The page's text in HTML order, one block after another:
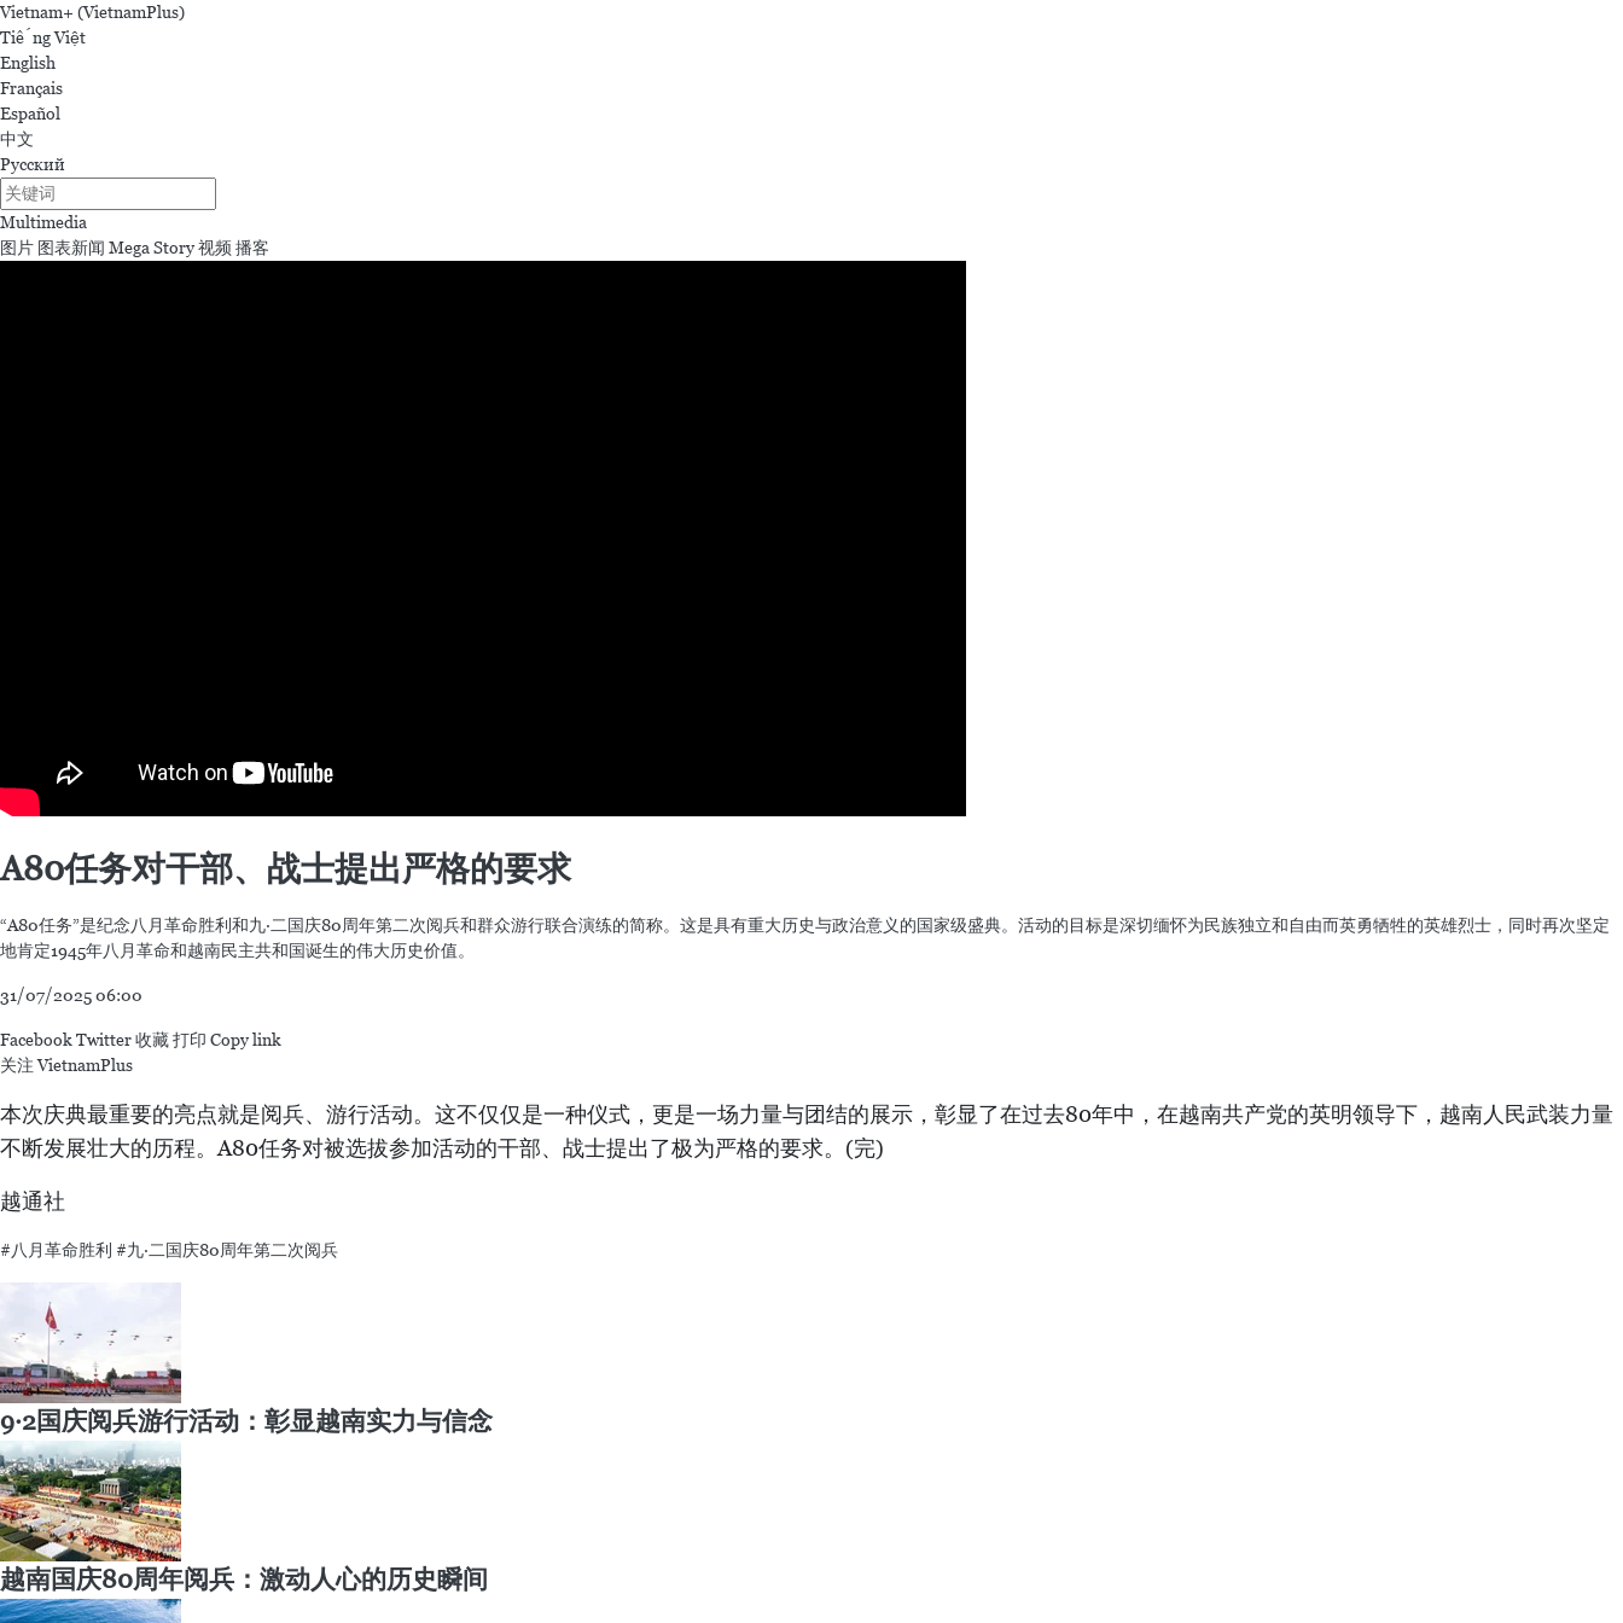
Vietnam+ (VietnamPlus)
Tiếng Việt
English
Français
Español
中文
Русский
Multimedia
图片 图表新闻 Mega Story视频播客
A80任务对干部、战士提出严格的要求
“A80任务”是纪念八月革命胜利和九·二国庆80周年第二次阅兵和群众游行联合演练的简称。这是具有重大历史与政治意义的国家级盛典。活动的目标是深切缅怀为民族独立和自由而英勇牺牲的英雄烈士，同时再次坚定
地肯定1945年八月革命和越南民主共和国诞生的伟大历史价值。
31/07/2025 06:00
Facebook Twitter收藏打印 Copy link
关注 VietnamPlus
本次庆典最重要的亮点就是阅兵、游行活动。这不仅仅是一种仪式，更是一场力量与团结的展示，彰显了在过去80年中，在越南共产党的英明领导下，越南人民武装力量
不断发展壮大的历程。A80任务对被选拔参加活动的干部、战士提出了极为严格的要求。(完)
越通社
#八月革命胜利 #九·二国庆80周年第二次阅兵
9·2国庆阅兵游行活动：彰显越南实力与信念
越南国庆80周年阅兵：激动人心的历史瞬间